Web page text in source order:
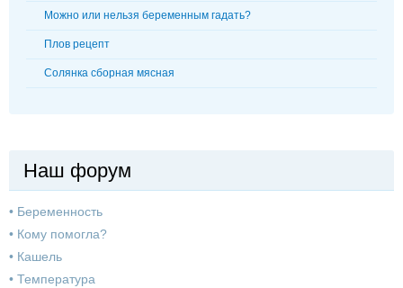
Можно или нельзя беременным гадать?
Плов рецепт
Солянка сборная мясная
Наш форум
• Беременность
• Кому помогла?
• Кашель
• Температура